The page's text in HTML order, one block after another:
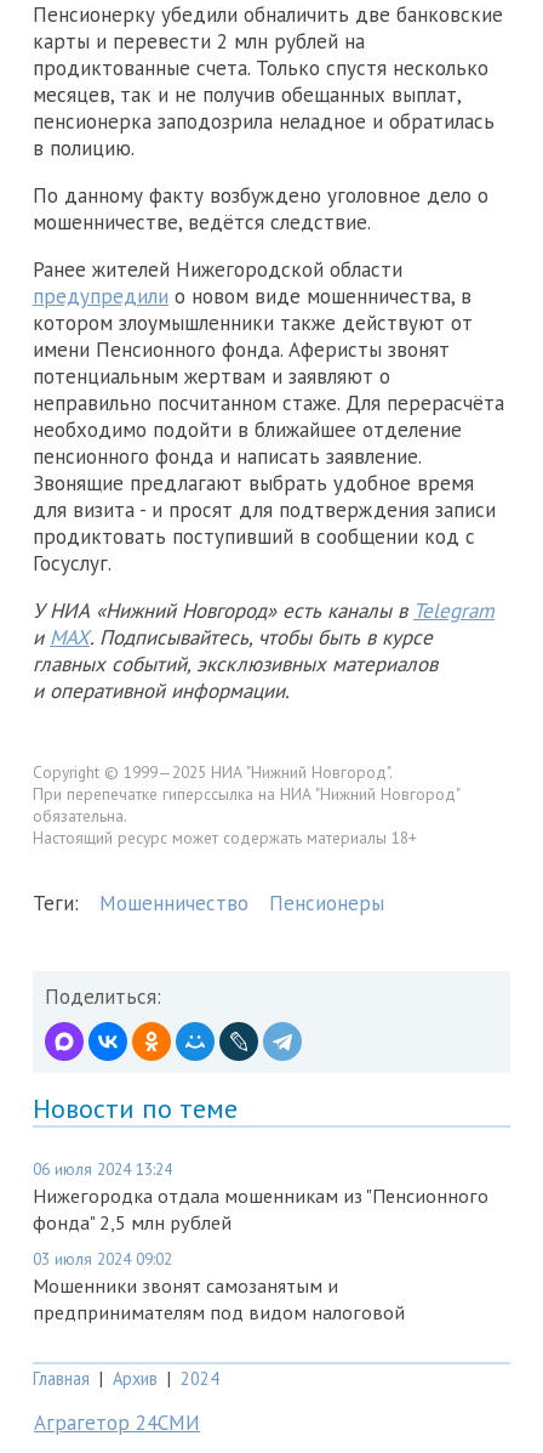
Пенсионерку убедили обналичить две банковские
карты и перевести 2 млн рублей на
продиктованные счета. Только спустя несколько
месяцев, так и не получив обещанных выплат,
пенсионерка заподозрила неладное и обратилась
в полицию.
По данному факту возбуждено уголовное дело о
мошенничестве, ведётся следствие.
Ранее жителей Нижегородской области
предупредили о новом виде мошенничества, в
котором злоумышленники также действуют от
имени Пенсионного фонда. Аферисты звонят
потенциальным жертвам и заявляют о
неправильно посчитанном стаже. Для перерасчёта
необходимо подойти в ближайшее отделение
пенсионного фонда и написать заявление.
Звонящие предлагают выбрать удобное время
для визита - и просят для подтверждения записи
продиктовать поступивший в сообщении код с
Госуслуг.
У НИА «Нижний Новгород» есть каналы в Telegram
и MAX. Подписывайтесь, чтобы быть в курсе
главных событий, эксклюзивных материалов
и оперативной информации.
Copyright © 1999—2025 НИА "Нижний Новгород".
При перепечатке гиперссылка на НИА "Нижний Новгород"
обязательна.
Настоящий ресурс может содержать материалы 18+
Теги: Мошенничество Пенсионеры
Поделиться:
Новости по теме
06 июля 2024 13:24
Нижегородка отдала мошенникам из "Пенсионного
фонда" 2,5 млн рублей
03 июля 2024 09:02
Мошенники звонят самозанятым и
предпринимателям под видом налоговой
Главная | Архив | 2024
Аграгетор 24СМИ